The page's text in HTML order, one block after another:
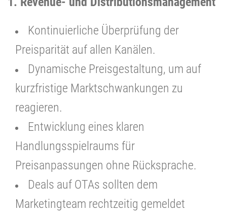
Kontinuierliche Überprüfung der
Preisparität auf allen Kanälen.
Dynamische Preisgestaltung, um auf
kurzfristige Marktschwankungen zu
reagieren.
Entwicklung eines klaren
Handlungsspielraums für
Preisanpassungen ohne Rücksprache.
Deals auf OTAs sollten dem
Marketingteam rechtzeitig gemeldet